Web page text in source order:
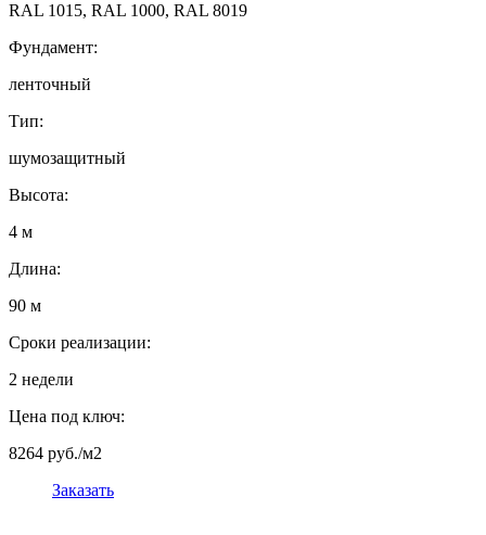
RAL 1015, RAL 1000, RAL 8019
Фундамент:
ленточный
Тип:
шумозащитный
Высота:
4 м
Длина:
90 м
Сроки реализации:
2 недели
Цена под ключ:
8264 руб./м2
Заказать